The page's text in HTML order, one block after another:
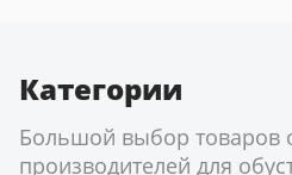
Категории
Большой выбор товаров
производителей для